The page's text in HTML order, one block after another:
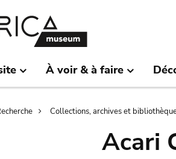
À voir & à faire
Collections, archives et
Acari